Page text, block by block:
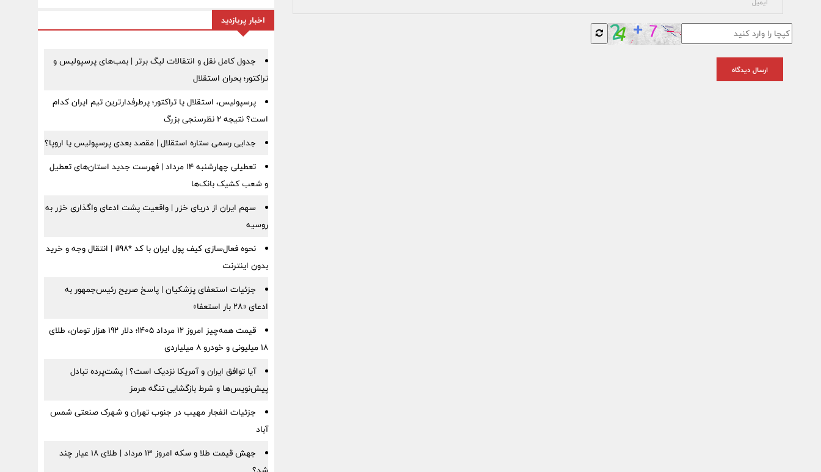
ارسال دیدگاه
اخبار پربازدید
جدول کامل نقل و انتقالات لیگ برتر | بمب‌های پرسپولیس و
تراکتور؛ بحران استقلال
پرسپولیس، استقلال یا تراکتور؛ پرطرفدارترین تیم ایران کدام
است؟ نتیجه ۲ نظرسنجی بزرگ
جدایی رسمی ستاره استقلال | مقصد بعدی پرسپولیس یا اروپا؟
تعطیلی چهارشنبه ۱۴ مرداد | فهرست جدید استان‌های تعطیل
و شعب کشیک بانک‌ها
سهم ایران از دریای خزر | واقعیت پشت ادعای واگذاری خزر به
روسیه
نحوه فعال‌سازی کیف پول ایران با کد *98# | انتقال وجه و خرید
بدون اینترنت
جزئیات استعفای پزشکیان | پاسخ صریح رئیس‌جمهور به
ادعای «۲۸ بار استعفا»
قیمت همه‌چیز امروز ۱۲ مرداد ۱۴۰۵؛ دلار ۱۹۲ هزار تومان، طلای
۱۸ میلیونی و خودرو ۸ میلیاردی
آیا توافق ایران و آمریکا نزدیک است؟ | پشت‌پرده تبادل
پیش‌نویس‌ها و شرط بازگشایی تنگه هرمز
جزئیات انفجار مهیب در جنوب تهران و شهرک صنعتی شمس
آباد
جهش قیمت طلا و سکه امروز ۱۳ مرداد | طلای ۱۸ عیار چند